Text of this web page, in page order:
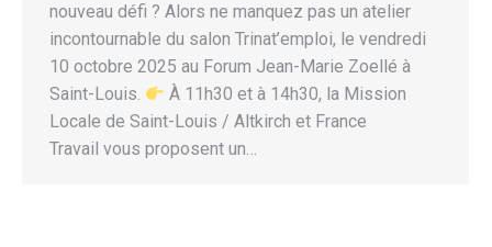
nouveau défi ? Alors ne manquez pas un atelier
incontournable du salon Trinat’emploi, le vendredi
10 octobre 2025 au Forum Jean-Marie Zoellé à
Saint-Louis.
À 11h30 et à 14h30, la Mission
Locale de Saint-Louis / Altkirch et France
Travail vous proposent un…